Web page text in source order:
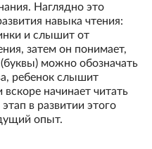
Наглядно это
навыка чтения:
и слышит от
затем он понимает,
можно обозначать
ребенок слышит
начинает читать
в развитии этого
опыт.